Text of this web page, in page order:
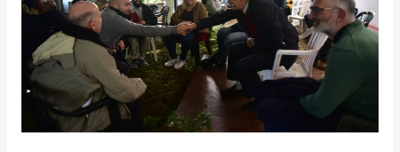
della
Salute:
nuovi
strumenti
confrontarsi